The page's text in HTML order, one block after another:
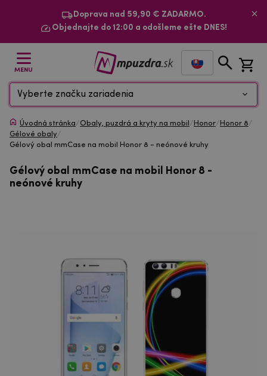
Doprava nad 59,90 € ZADARMO.
Objednajte do 12:00 a odošleme ešte DNES!
MENU
Vyberte značku zariadenia
Úvodná stránka/Obaly, puzdrá a kryty na mobil / Honor/ Honor 8/
Gélové obaly/
Gélový obal mmCase na mobil Honor 8 - neónové kruhy
Gélový obal mmCase na mobil Honor 8 -
neónové kruhy